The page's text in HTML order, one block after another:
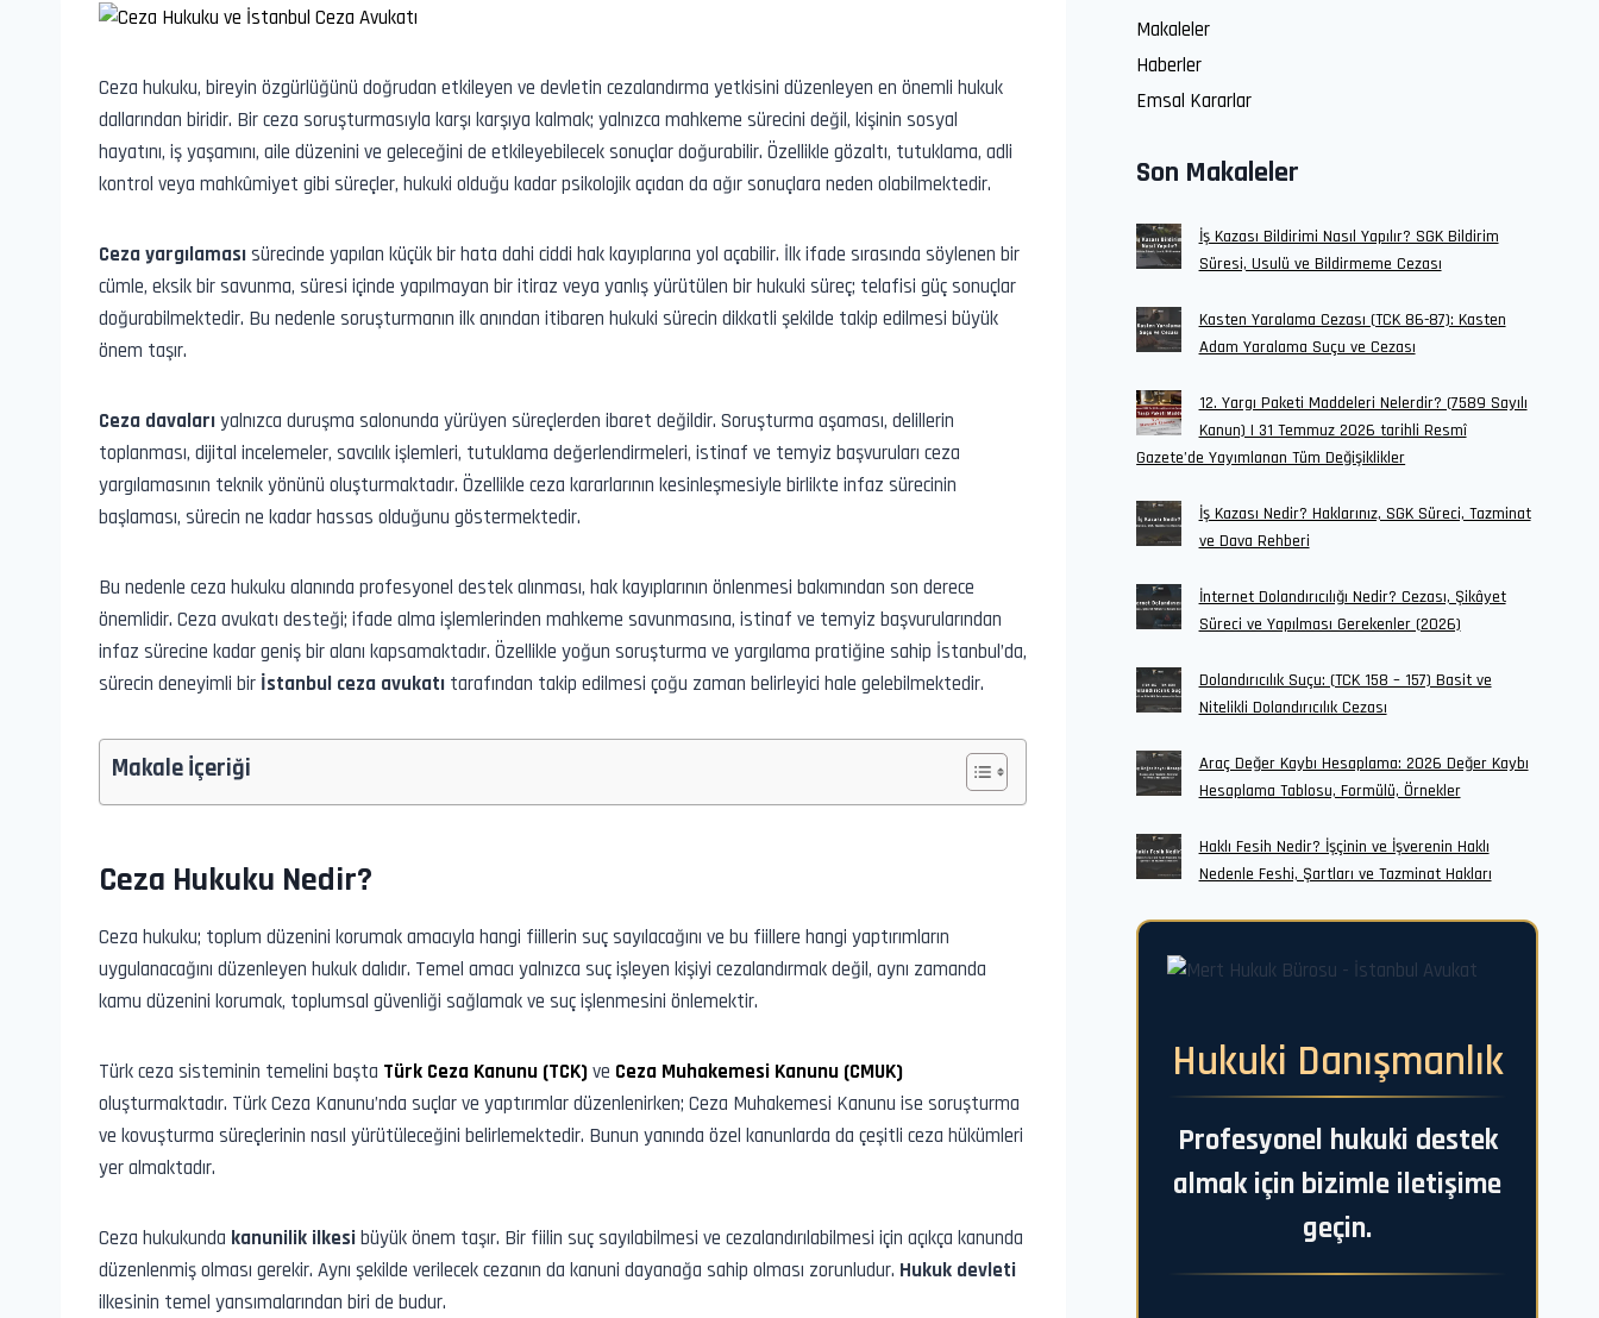
Ceza hukuku, bireyin özgürlüğünü doğrudan etkileyen ve devletin cezalandırma yetkisini düzenleyen en önemli hukuk
dallarından biridir. Bir ceza soruşturmasıyla karşı karşıya kalmak; yalnızca mahkeme sürecini değil, kişinin sosyal
hayatını, iş yaşamını, aile düzenini ve geleceğini de etkileyebilecek sonuçlar doğurabilir. Özellikle gözaltı, tutuklama, adli
kontrol veya mahkûmiyet gibi süreçler, hukuki olduğu kadar psikolojik açıdan da ağır sonuçlara neden olabilmektedir.
Ceza yargılamasısürecinde yapılan küçük bir hata dahi ciddi hak kayıplarına yol açabilir. İlk ifade sırasında söylenen bir
cümle, eksik bir savunma, süresi içinde yapılmayan bir itiraz veya yanlış yürütülen bir hukuki süreç; telafisi güç sonuçlar
doğurabilmektedir. Bu nedenle soruşturmanın ilk anından itibaren hukuki sürecin dikkatli şekilde takip edilmesi büyük
önem taşır.
Ceza davalarıyalnızca duruşma salonunda yürüyen süreçlerden ibaret değildir. Soruşturma aşaması, delillerin
toplanması, dijital incelemeler, savcılık işlemleri, tutuklama değerlendirmeleri, istinaf ve temyiz başvuruları ceza
yargılamasının teknik yönünü oluşturmaktadır. Özellikle ceza kararlarının kesinleşmesiyle birlikte infaz sürecinin
başlaması, sürecin ne kadar hassas olduğunu göstermektedir.
Bu nedenle ceza hukuku alanında profesyonel destek alınması, hak kayıplarının önlenmesi bakımından son derece
önemlidir. Ceza avukatı desteği; ifade alma işlemlerinden mahkeme savunmasına, istinaf ve temyiz başvurularından
infaz sürecine kadar geniş bir alanı kapsamaktadır. Özellikle yoğun soruşturma ve yargılama pratiğine sahip İstanbul’da,
sürecin deneyimli bir İstanbul ceza avukatı tarafından takip edilmesi çoğu zaman belirleyici hale gelebilmektedir.
Makale İçeriği
Ceza Hukuku Nedir?
Ceza hukuku; toplum düzenini korumak amacıyla hangi fiillerin suç sayılacağını ve bu fiillere hangi yaptırımların
uygulanacağını düzenleyen hukuk dalıdır. Temel amacı yalnızca suç işleyen kişiyi cezalandırmak değil, aynı zamanda
kamu düzenini korumak, toplumsal güvenliği sağlamak ve suç işlenmesini önlemektir.
Türk ceza sisteminin temelini başta Türk Ceza Kanunu (TCK)ve Ceza Muhakemesi Kanunu (CMUK)
oluşturmaktadır. Türk Ceza Kanunu’nda suçlar ve yaptırımlar düzenlenirken; Ceza Muhakemesi Kanunu ise soruşturma
ve kovuşturma süreçlerinin nasıl yürütüleceğini belirlemektedir. Bunun yanında özel kanunlarda da çeşitli ceza hükümleri
yer almaktadır.
Ceza hukukunda kanunilik ilkesibüyük önem taşır. Bir fiilin suç sayılabilmesi ve cezalandırılabilmesi için açıkça kanunda
düzenlenmiş olması gerekir. Aynı şekilde verilecek cezanın da kanuni dayanağa sahip olması zorunludur. Hukuk devleti
ilkesinin temel yansımalarından biri de budur.
Makaleler
Haberler
Emsal Kararlar
Son Makaleler
İş Kazası Bildirimi Nasıl Yapılır? SGK Bildirim
Süresi, Usulü ve Bildirmeme Cezası
Kasten Yaralama Cezası (TCK 86-87): Kasten
Adam Yaralama Suçu ve Cezası
12. Yargı Paketi Maddeleri Nelerdir? (7589 Sayılı
Kanun) | 31 Temmuz 2026 tarihli Resmî
Gazete’de Yayımlanan Tüm Değişiklikler
İş Kazası Nedir? Haklarınız, SGK Süreci, Tazminat
ve Dava Rehberi
İnternet Dolandırıcılığı Nedir? Cezası, Şikâyet
Süreci ve Yapılması Gerekenler (2026)
Dolandırıcılık Suçu: (TCK 158 – 157) Basit ve
Nitelikli Dolandırıcılık Cezası
Araç Değer Kaybı Hesaplama: 2026 Değer Kaybı
Hesaplama Tablosu, Formülü, Örnekler
Haklı Fesih Nedir? İşçinin ve İşverenin Haklı
Nedenle Feshi, Şartları ve Tazminat Hakları
Hukuki Danışmanlık
Profesyonel hukuki destek
almak için bizimle iletişime
geçin.